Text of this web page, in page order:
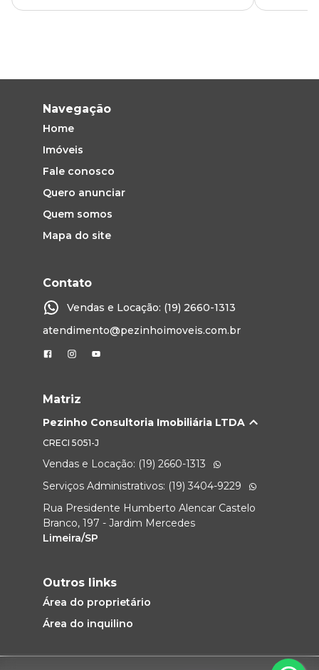
Navegação
Home
Imóveis
Fale conosco
Quero anunciar
Quem somos
Mapa do site
Contato
Vendas e Locação: (19) 2660-1313
atendimento@pezinhoimoveis.com.br
Matriz
Pezinho Consultoria Imobiliária LTDA
CRECI 5051-J
Vendas e Locação: (19) 2660-1313
Serviços Administrativos: (19) 3404-9229
Rua Presidente Humberto Alencar Castelo
Branco, 197 - Jardim Mercedes
Limeira/SP
Outros links
Área do proprietário
Área do inquilino